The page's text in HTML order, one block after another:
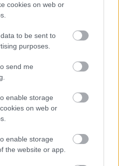
cookies on web or
to be sent to
purposes.
send me
enable storage
on web or
enable storage
the website or app.
1 napja